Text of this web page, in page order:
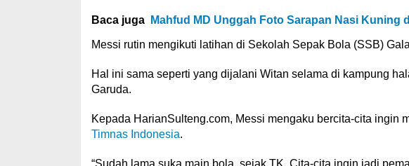
Baca juga Mahfud MD Unggah Foto Sarapan Nasi Kuning
Messi rutin mengikuti latihan di Sekolah Sepak Bola (SSB)
Hal ini sama seperti yang dijalani Witan selama di kampung
Garuda.
Kepada HarianSulteng.com, Messi mengaku bercita-cita ingin
Timnas Indonesia.
“Sudah lama suka main bola, sejak TK. Cita-cita ingin jadi